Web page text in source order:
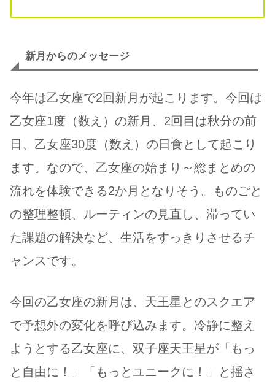
新月からのメッセージ
今年は乙女座で2回新月が起こります。今回は
乙女座1度（数え）の新月、2回目は秋分の前
日、乙女座30度（数え）の日食として起こり
ます。なので、乙女座の始まり～総まとめの
流れを体験できる2か月となりそう。ものごと
の整理整頓、ルーティンの見直し、滞ってい
た課題の解決など、生活をすっきりさせるチ
ャンスです。
今回の乙女座の新月は、天王星とのスクエア
で予想外の変化を呼び込みます。冷静に整え
ようとする乙女座に、双子座天王星が「もっ
と自由に！」「もっとユニークに！」と揺さ